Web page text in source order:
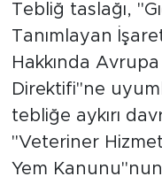
Tebliğ taslağı,
Tanımlayan
Hakkında
Direktifi"ne
tebliğe aykırı
"Veteriner
Yem